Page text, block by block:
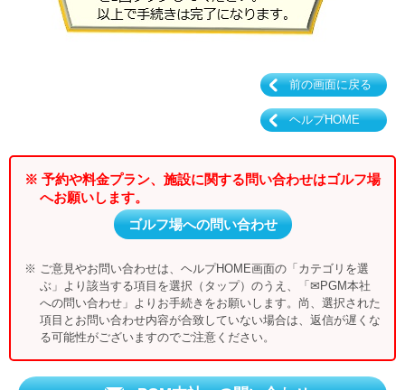
前の画面に戻る
ヘルプHOME
※ 予約や料金プラン、施設に関する問い合わせはゴルフ場
へお願いします。
ゴルフ場への問い合わせ
※ ご意見やお問い合わせは、ヘルプHOME画面の「カテゴリを選
ぶ」より該当する項目を選択（タップ）のうえ、「✉PGM本社
への問い合わせ」よりお手続きをお願いします。尚、選択された
項目とお問い合わせ内容が合致していない場合は、返信が遅くな
る可能性がございますのでご注意ください。